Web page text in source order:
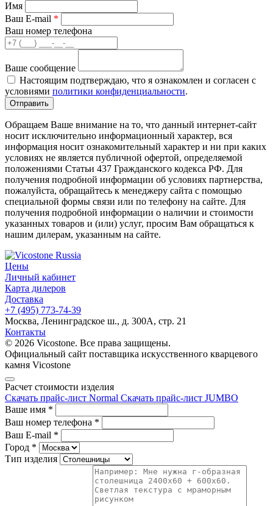
Имя
Ваш E-mail *
Ваш номер телефона
Ваше сообщение
Настоящим подтверждаю, что я ознакомлен и согласен с
условиями политики конфиденциальности.
Обращаем Ваше внимание на то, что данный интернет-сайт
носит исключительно информационный характер, вся
информация носит ознакомительный характер и ни при каких
условиях не является публичной офертой, определяемой
положениями Статьи 437 Гражданского кодекса РФ. Для
получения подробной информации об условиях партнерства,
пожалуйста, обращайтесь к менеджеру сайта с помощью
специальной формы связи или по телефону на сайте. Для
получения подробной информации о наличии и стоимости
указанных товаров и (или) услуг, просим Вам обращаться к
нашим дилерам, указанным на сайте.
Цены
Личный кабинет
Карта дилеров
Доставка
+7 (495) 773-74-39
Москва, Ленинградское ш., д. 300А, стр. 21
Контакты
© 2026 Vicostone. Все права защищены.
Официальный сайт поставщика искусственного кварцевого
камня Vicostone
Расчет стоимости изделия
Скачать прайс-лист Normal Скачать прайс-лист JUMBO
Ваше имя *
Ваш номер телефона *
Ваш E-mail *
Город *
Тип изделия